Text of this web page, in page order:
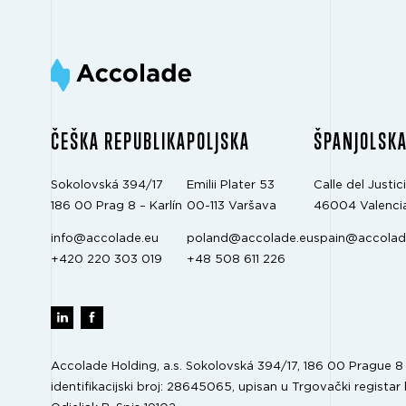
ČEŠKA REPUBLIKA
Sokolovská 394/17
186 00 Prag 8 – Karlín
info@accolade.eu
+420 220 303 019
POLJSKA
Emilii Plater 53
00-113 Varšava
poland@accolade.eu
+48 508 611 226
Calle del
46004
Accolade Holding, a.s. Sokolovská 394/17, 186 00 Prague 8
identifikacijski broj: 28645065, upisan u Trgovački registar